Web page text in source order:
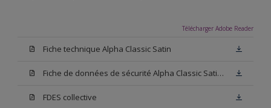
Télécharger Adobe Reader
Fiche technique Alpha Classic Satin
Fiche de données de sécurité Alpha Classic Satin Blanc
FDES collective